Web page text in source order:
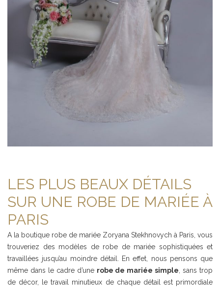
LES PLUS BEAUX DÉTAILS
SUR UNE ROBE DE MARIÉE À
PARIS
A la boutique robe de mariée Zoryana Stekhnovych à Paris, vous
trouveriez des modèles de robe de mariée sophistiquées et
travaillées jusqu’au moindre détail. En effet, nous pensons que
même dans le cadre d’une robe de mariée simple, sans trop
de décor, le travail minutieux de chaque détail est primordiale